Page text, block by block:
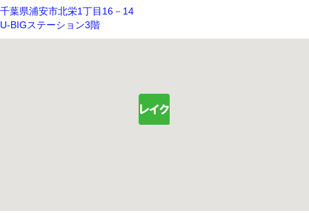
千葉県浦安市北栄1丁目16－14
U-BIGステーション3階